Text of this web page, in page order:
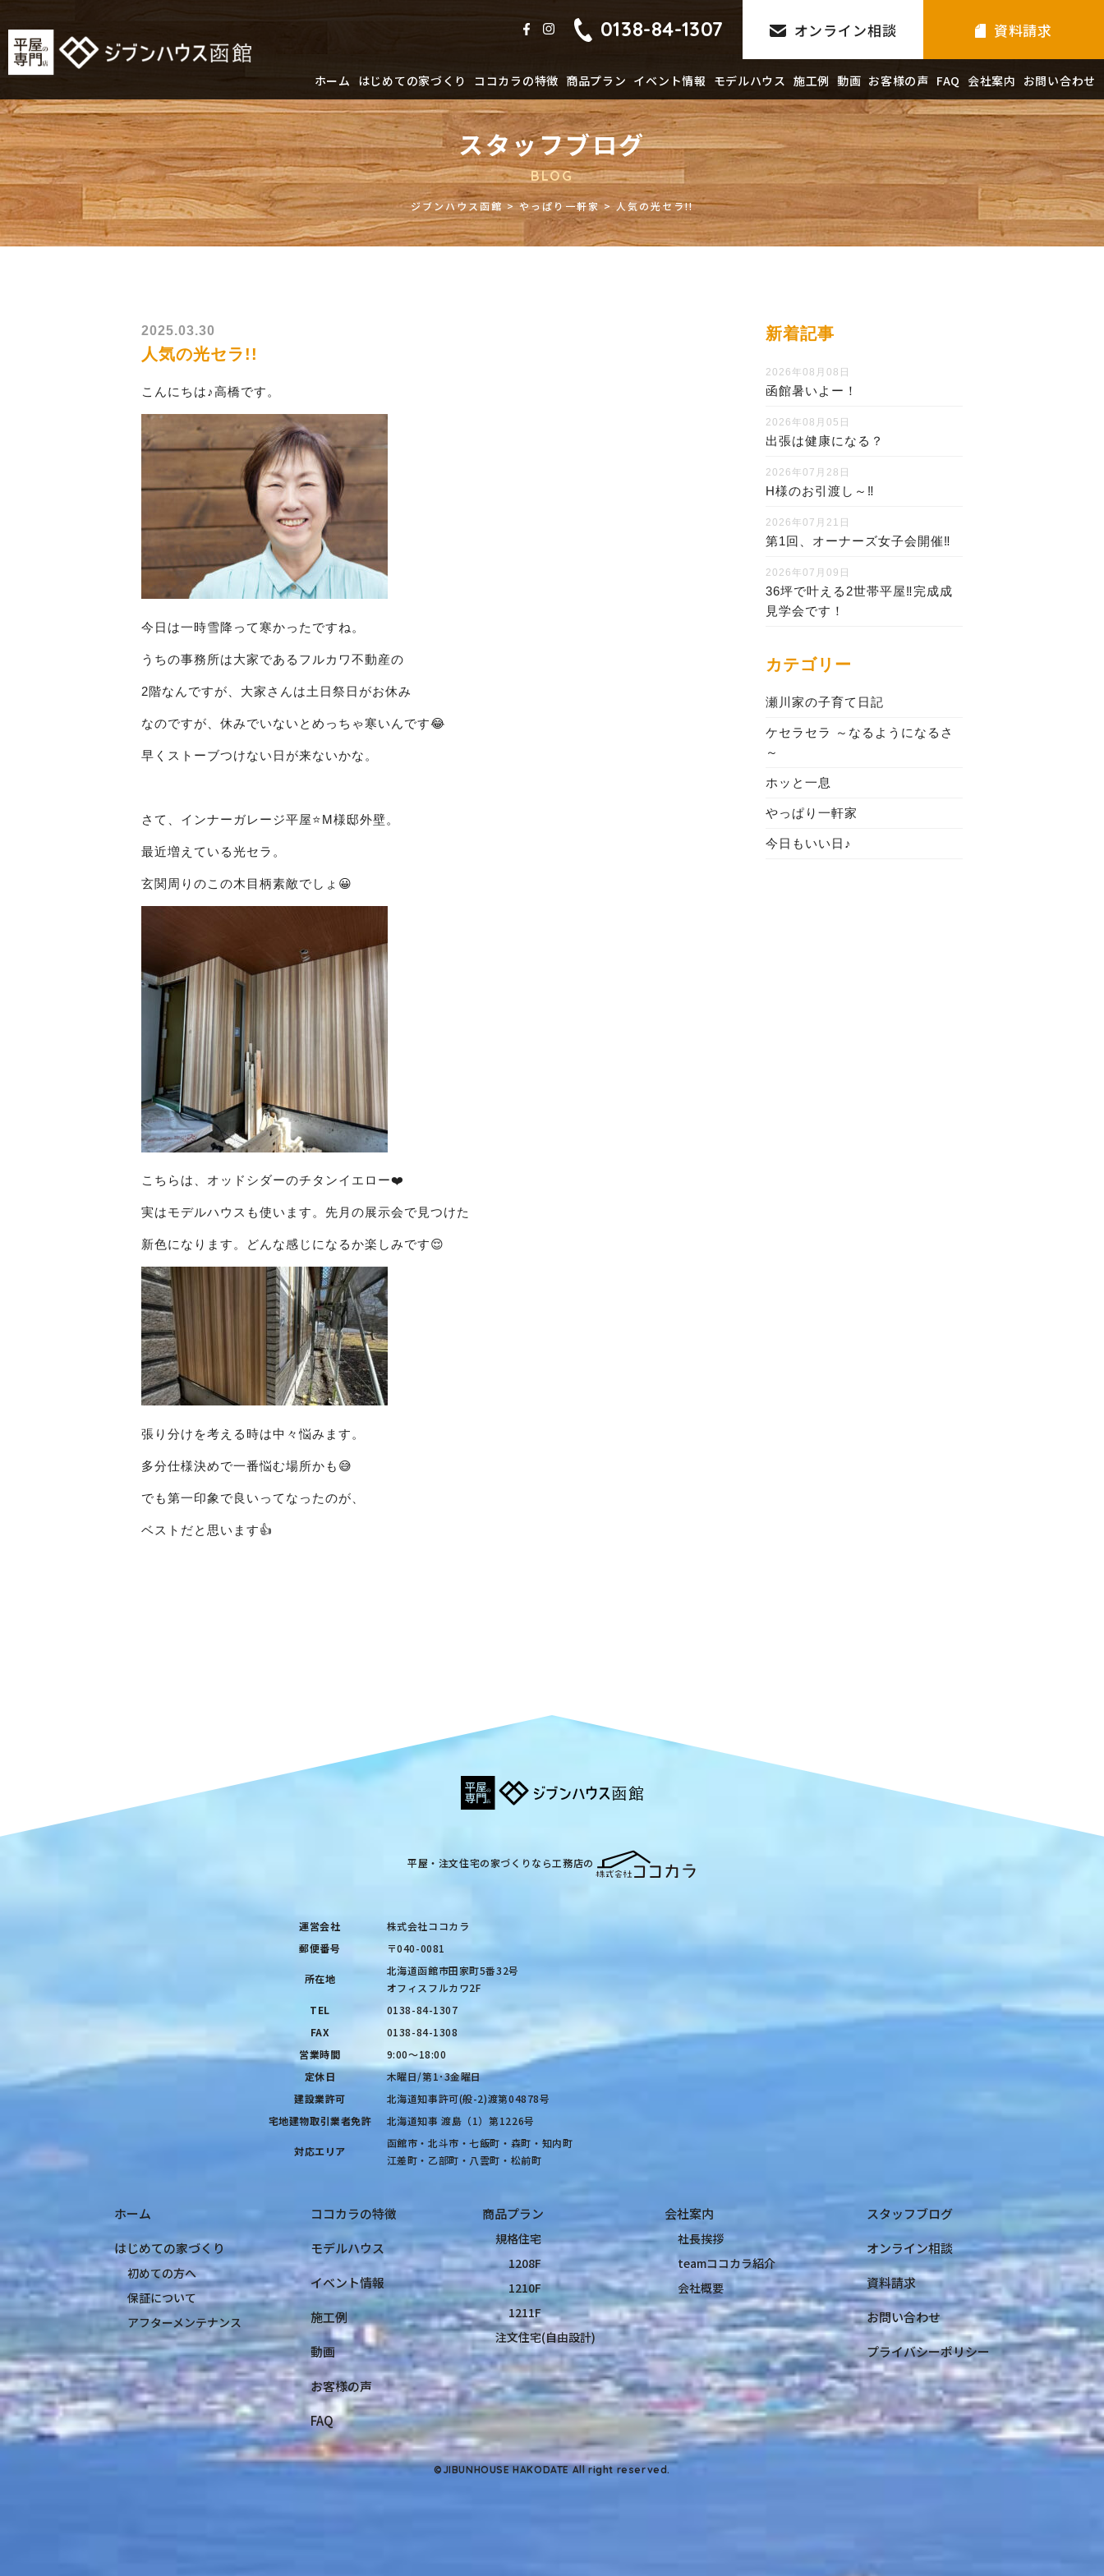
0138-84-1307 オンライン相談 資料請求
ホーム はじめての家づくり ココカラの特徴 商品プラン イベント情報 モデルハウス 施工例 動画 お客様の声 FAQ 会社案内 お問い合わせ
スタッフブログ
BLOG
ジブンハウス函館>やっぱり一軒家>人気の光セラ!!
2025.03.30
人気の光セラ!!
こんにちは♪高橋です。
今日は一時雪降って寒かったですね。
うちの事務所は大家であるフルカワ不動産の
2階なんですが、大家さんは土日祭日がお休み
なのですが、休みでいないとめっちゃ寒いんです😂
早くストーブつけない日が来ないかな。
さて、インナーガレージ平屋⭐️M様邸外壁。
最近増えている光セラ。
玄関周りのこの木目柄素敵でしょ 😀
こちらは、オッドシダーのチタンイエロー❤️
実はモデルハウスも使います。先月の展示会で見つけた
新色になります。どんな感じになるか楽しみです😌
張り分けを考える時は中々悩みます。
多分仕様決めで一番悩む場所かも😅
でも第一印象で良いってなったのが、
ベストだと思います👍
新着記事
2026年08月08日
函館暑いよー！
2026年08月05日
出張は健康になる？
2026年07月28日
H様のお引渡し～‼
2026年07月21日
第1回、オーナーズ女子会開催‼
2026年07月09日
36坪で叶える2世帯平屋‼完成成
見学会です！
カテゴリー
瀬川家の子育て日記
ケセラセラ ～なるようになるさ
～
ホッと一息
やっぱり一軒家
今日もいい日♪
平屋・注文住宅の家づくりなら工務店の
運営会社
株式会社ココカラ
郵便番号
〒040-0081
所在地
北海道函館市田家町5番32号
オフィスフルカワ2F
TEL
0138-84-1307
FAX
0138-84-1308
営業時間
9:00〜18:00
定休日
木曜日/第1･3金曜日
建設業許可
北海道知事許可(般-2)渡第04878号
宅地建物取引業者免許
北海道知事 渡島（1）第1226号
対応エリア
函館市・北斗市・七飯町・森町・知内町
江差町・乙部町・八雲町・松前町
ホーム
はじめての家づくり
初めての方へ
保証について
アフターメンテナンス
ココカラの特徴
モデルハウス
イベント情報
施工例
動画
お客様の声
FAQ
商品プラン
規格住宅
1208F
1210F
1211F
注文住宅(自由設計)
会社案内
社長挨拶
teamココカラ紹介
会社概要
スタッフブログ
オンライン相談
資料請求
お問い合わせ
プライバシーポリシー
©JIBUNHOUSE HAKODATE All right reserved.